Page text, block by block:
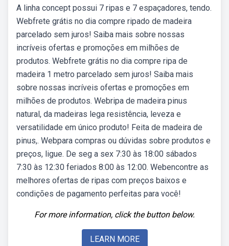
A linha concept possui 7 ripas e 7 espaçadores, tendo.
Webfrete grátis no dia compre ripado de madeira
parcelado sem juros! Saiba mais sobre nossas
incríveis ofertas e promoções em milhões de
produtos. Webfrete grátis no dia compre ripa de
madeira 1 metro parcelado sem juros! Saiba mais
sobre nossas incríveis ofertas e promoções em
milhões de produtos. Webripa de madeira pinus
natural, da madeiras lega resistência, leveza e
versatilidade em único produto! Feita de madeira de
pinus,. Webpara compras ou dúvidas sobre produtos e
preços, ligue. De seg a sex 7:30 às 18:00 sábados
7:30 às 12:30 feriados 8:00 às 12:00. Webencontre as
melhores ofertas de ripas com preços baixos e
condições de pagamento perfeitas para você!
For more information, click the button below.
LEARN MORE